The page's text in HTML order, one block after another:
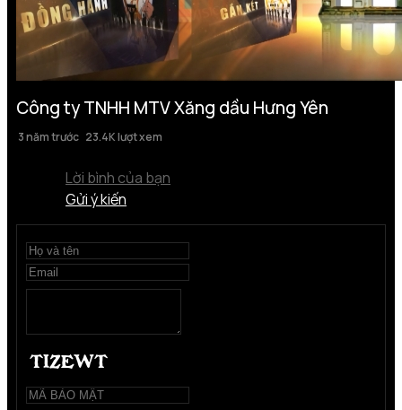
Công ty TNHH MTV Xăng dầu Hưng Yên
3 năm trước 23.4K lượt xem
Lời bình của bạn
Gửi ý kiến